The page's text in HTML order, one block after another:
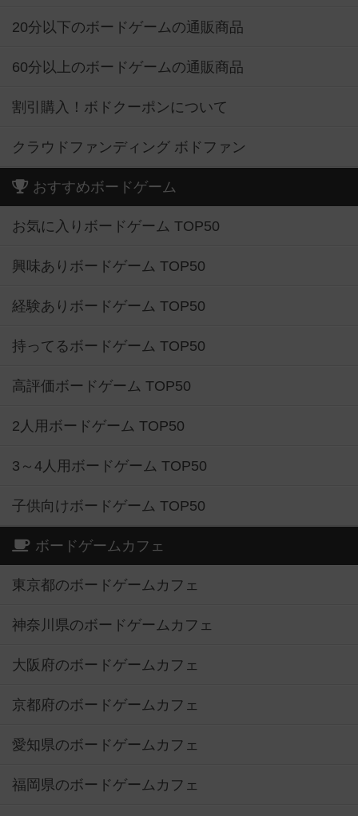
20分以下のボードゲームの通販商品
60分以上のボードゲームの通販商品
割引購入！ボドクーポンについて
クラウドファンディング ボドファン
おすすめボードゲーム
お気に入りボードゲーム TOP50
興味ありボードゲーム TOP50
経験ありボードゲーム TOP50
持ってるボードゲーム TOP50
高評価ボードゲーム TOP50
2人用ボードゲーム TOP50
3～4人用ボードゲーム TOP50
子供向けボードゲーム TOP50
ボードゲームカフェ
東京都のボードゲームカフェ
神奈川県のボードゲームカフェ
大阪府のボードゲームカフェ
京都府のボードゲームカフェ
愛知県のボードゲームカフェ
福岡県のボードゲームカフェ